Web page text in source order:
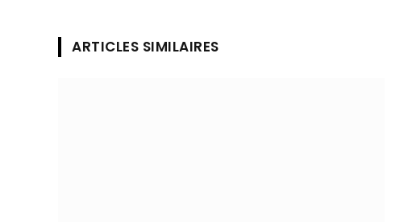
ARTICLES SIMILAIRES